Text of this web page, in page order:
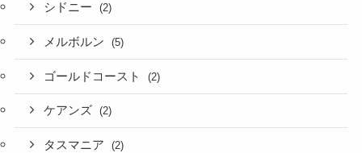
シドニー (2)
メルボルン (5)
ゴールドコースト (2)
ケアンズ (2)
タスマニア (2)